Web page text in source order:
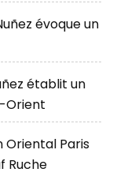
évoque un
établit un
Orient
Oriental Paris
Ruche